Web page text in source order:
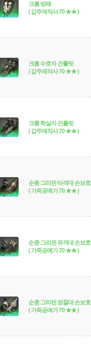
크롬 방패
( 갑주제작사 70 ★★ )
크롬 수호자 건틀릿
( 갑주제작사 70 ★★ )
크롬 학살자 건틀릿
( 갑주제작사 70 ★★ )
순종 그리핀 타격대 손보
( 가죽공예가 70 ★★ )
순종 그리핀 유격대 손보
( 가죽공예가 70 ★★ )
순종 그리핀 정찰대 손보
( 가죽공예가 70 ★★ )